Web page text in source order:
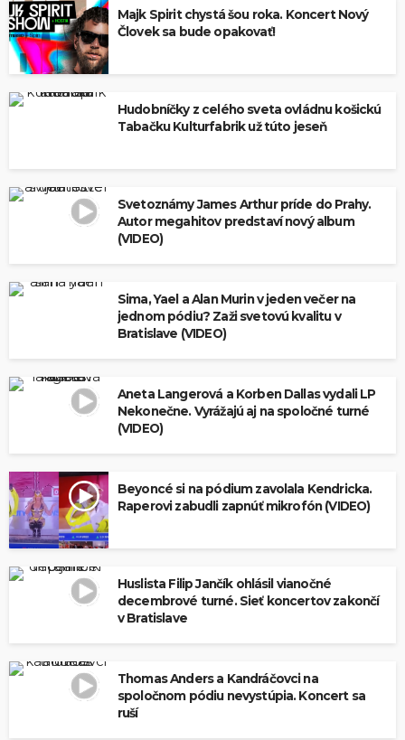
Majk Spirit chystá šou roka. Koncert Nový
Človek sa bude opakovať!
Hudobníčky z celého sveta ovládnu košickú
Tabačku Kulturfabrik už túto jeseň
Svetoznámy James Arthur príde do Prahy.
Autor megahitov predstaví nový album
(VIDEO)
Sima, Yael a Alan Murin v jeden večer na
jednom pódiu? Zaži svetovú kvalitu v
Bratislave (VIDEO)
Aneta Langerová a Korben Dallas vydali LP
Nekonečne. Vyrážajú aj na spoločné turné
(VIDEO)
Beyoncé si na pódium zavolala Kendricka.
Raperovi zabudli zapnúť mikrofón (VIDEO)
Huslista Filip Jančík ohlásil vianočné
decembrové turné. Sieť koncertov zakončí
v Bratislave
Thomas Anders a Kandráčovci na
spoločnom pódiu nevystúpia. Koncert sa
ruší